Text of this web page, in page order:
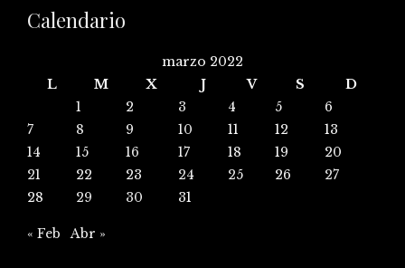
Calendario
marzo 2022
L
M X J V S
D
1
2 3 4 5
6
7
8 9 10 11 12
13
14
15 16 17 18 19
20
21
22 23 24 25 26
27
28
29 30 31
« Feb Abr »